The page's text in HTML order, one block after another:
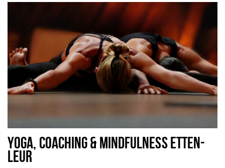
YOGA, COACHING & MINDFULNESS ETTEN-
LEUR